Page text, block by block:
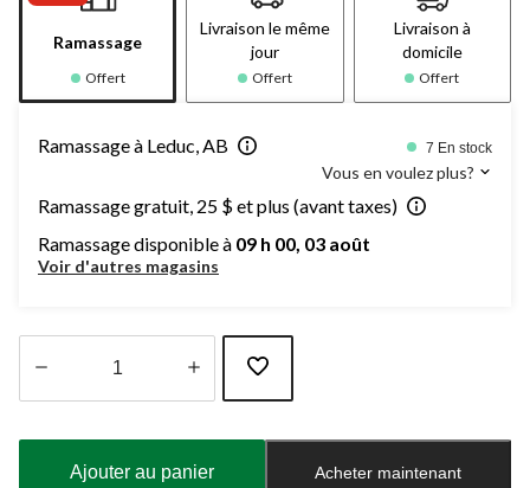
Ramassage
Offert
Livraison le même
jour
Offert
Livraison à
domicile
Offert
Ramassage à Leduc, AB 7 En stock
Vous en voulez plus?
Ramassage gratuit, 25 $ et plus (avant taxes)
Ramassage disponible à 09 h 00, 03 août
Voir d'autres magasins
Ajouter au panier Acheter maintenant